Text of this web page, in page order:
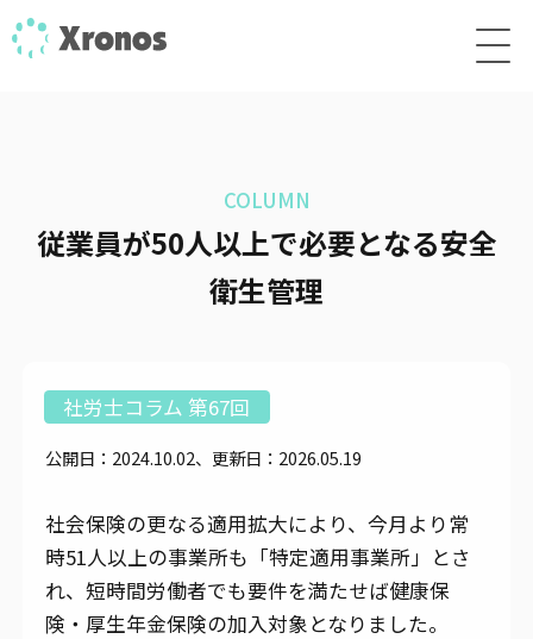
COLUMN
従業員が50人以上で必要となる安全
衛生管理
社労士コラム 第67回
公開日：2024.10.02、更新日：2026.05.19
社会保険の更なる適用拡大により、今月より常
時51人以上の事業所も「特定適用事業所」とさ
れ、短時間労働者でも要件を満たせば健康保
険・厚生年金保険の加入対象となりました。